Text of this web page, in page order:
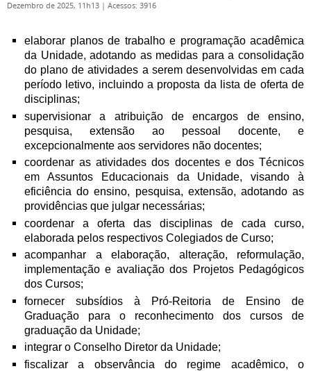
Dezembro de 2025, 11h13 | Acessos: 3916
elaborar planos de trabalho e programação acadêmica
da Unidade, adotando as medidas para a consolidação
do plano de atividades a serem desenvolvidas em cada
período letivo, incluindo a proposta da lista de oferta de
disciplinas;
supervisionar a atribuição de encargos de ensino,
pesquisa, extensão ao pessoal docente, e
excepcionalmente aos servidores não docentes;
coordenar as atividades dos docentes e dos Técnicos
em Assuntos Educacionais da Unidade, visando à
eficiência do ensino, pesquisa, extensão, adotando as
providências que julgar necessárias;
coordenar a oferta das disciplinas de cada curso,
elaborada pelos respectivos Colegiados de Curso;
acompanhar a elaboração, alteração, reformulação,
implementação e avaliação dos Projetos Pedagógicos
dos Cursos;
fornecer subsídios à Pró-Reitoria de Ensino de
Graduação para o reconhecimento dos cursos de
graduação da Unidade;
integrar o Conselho Diretor da Unidade;
fiscalizar a observância do regime acadêmico, o